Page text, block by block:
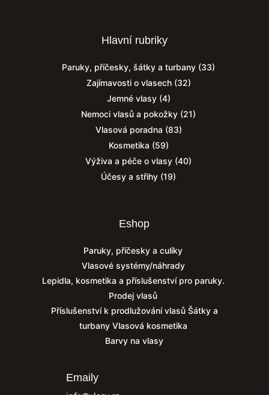
Hlavní rubriky
Paruky, příčesky, šátky a turbany (33)
Zajímavosti o vlasech(32)
Jemné vlasy(4)
Nemoci vlasů a pokožky (21)
Vlasová poradna (83)
Kosmetika (59)
Výživa a péče o vlasy (40)
Účesy a střihy (19)
Eshop
Paruky, příčesky a culíky
Vlasové systémy/náhrady
Lepidla, kosmetika a příslušenství pro paruky.
Prodej vlasů
Příslušenství k prodlužování vlasů Šátky a
turbany Vlasová kosmetika
Barvy na vlasy
Emaily